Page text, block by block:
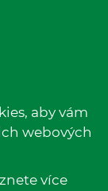
aby vám
webových
více